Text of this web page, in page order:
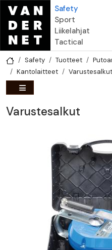
Hyppää pääsisältöön
Safety
Sport
Liikelahjat
Tactical
Safety Tuotteet
Kantolaitteet
Varustesalkut
Varustesalkut